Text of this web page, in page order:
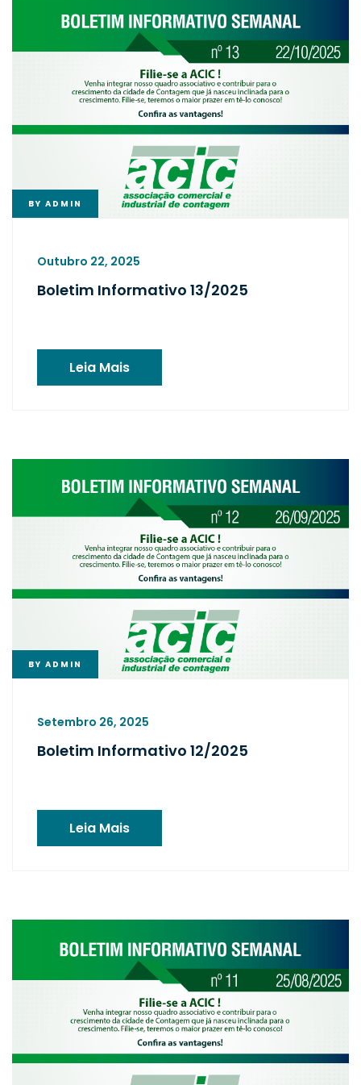
BY ADMIN
Outubro 22, 2025
Boletim Informativo 13/2025
Leia Mais
BY ADMIN
Setembro 26, 2025
Boletim Informativo 12/2025
Leia Mais